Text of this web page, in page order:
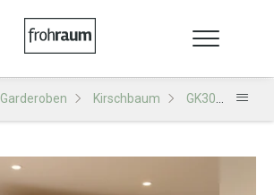
Garderoben Kirschbaum GK301 Garderobe